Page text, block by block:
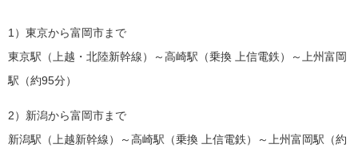
1）東京から富岡市まで
東京駅（上越・北陸新幹線）～高崎駅（乗換 上信電鉄）～上州富岡
駅（約95分）
2）新潟から富岡市まで
新潟駅（上越新幹線）～高崎駅（乗換 上信電鉄）～上州富岡駅（約